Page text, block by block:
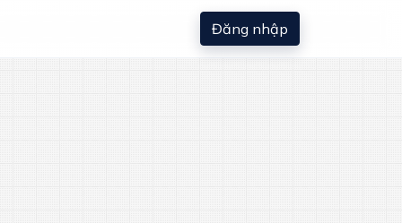
Đăng nhập